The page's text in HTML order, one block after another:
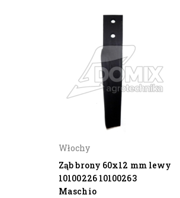
Włochy
Ząb brony 60x12 mm lewy
10100226 10100263
Maschio